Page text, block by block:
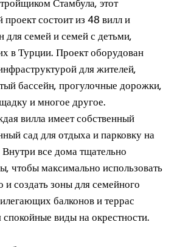
Стамбула, этот
состоит из 48 вилл и
для семей и семей с детьми,
в Турции. Проект оборудован
для жителей,
бассейн, прогулочные дорожки,
и многое другое.
вилла имеет собственный
сад для отдыха и парковку на
все дома тщательно
чтобы максимально использовать
и создать зоны для семейного
балконов и террас
виды на окрестности.